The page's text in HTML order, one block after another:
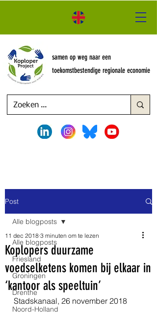
samen op weg naar een
toekomstbestendige regionale economie
Post
Alle blogposts
Friesland
Groningen
Drenthe
Noord-Holland
Alle blogposts
Koplopers duurzame
voedselketens komen bij elkaar in
‘kantoor als speeltuin’
11 dec 2018 3 minuten om te lezen
Stadskanaal, 26 november 2018